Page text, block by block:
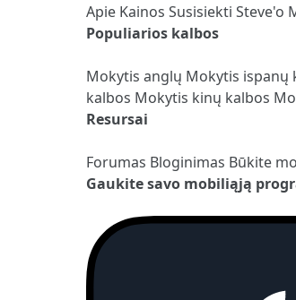
Apie Kainos Susisiekti Steve'o
Populiarios kalbos
Mokytis anglų Mokytis ispanų
kalbos Mokytis kinų kalbos
Resursai
Forumas Bloginimas Būkite
Gaukite savo mobiliąją